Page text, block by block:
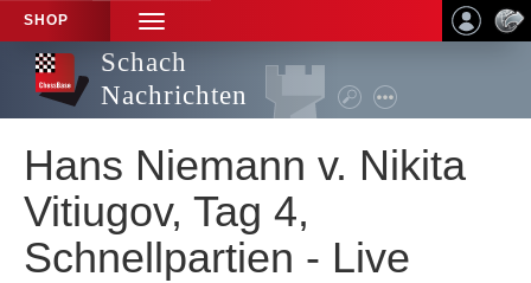
SHOP
TOGGLE
NAVIGATION
Schach
Nachrichten
Hans Niemann v. Nikita
Vitiugov, Tag 4,
Schnellpartien - Live